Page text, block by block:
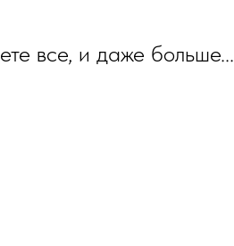
все, и даже больше...